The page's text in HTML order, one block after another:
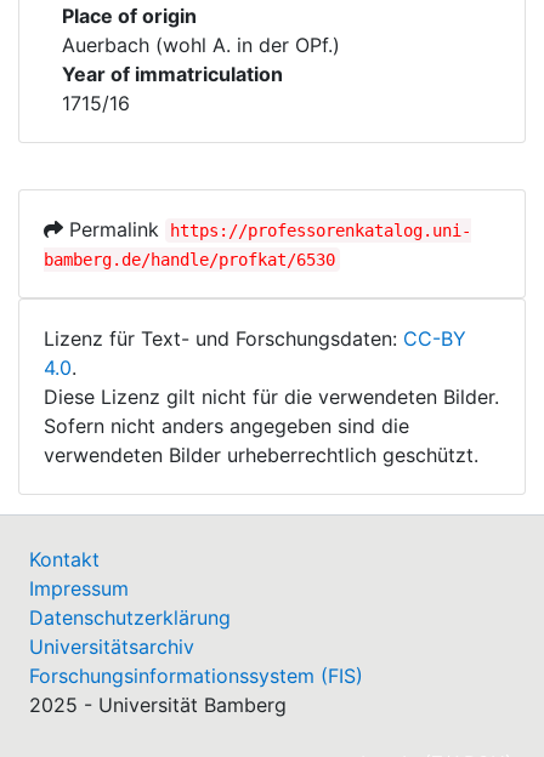
Place of origin
Auerbach (wohl A. in der OPf.)
Year of immatriculation
1715/16
Permalink
https://professorenkatalog.uni-
bamberg.de/handle/profkat/6530
Lizenz für Text- und Forschungsdaten: CC-BY
4.0.
Diese Lizenz gilt nicht für die verwendeten Bilder.
Sofern nicht anders angegeben sind die
verwendeten Bilder urheberrechtlich geschützt.
Kontakt
Impressum
Datenschutzerklärung
Universitätsarchiv
Forschungsinformationssystem (FIS)
2025 - Universität Bamberg